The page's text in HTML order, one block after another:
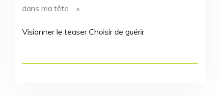
dans ma tête… »
Visionner le teaser Choisir de guérir